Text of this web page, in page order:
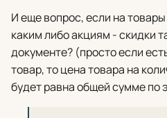
И еще вопрос, если на
каким либо акциям - скидки
документе? (просто если
товар, то цена товара на
будет равна общей сумме по